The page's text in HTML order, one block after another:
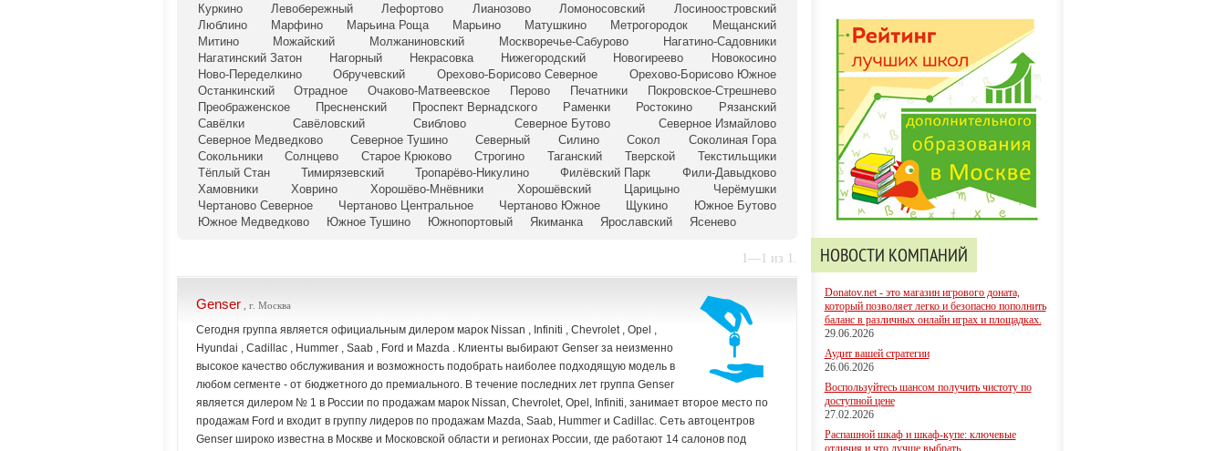
Куркино
Левобережный Лефортово Лианозово Ломоносовский
Лосиноостровский
Люблино
Марфино Марьина Роща Марьино Матушкино Метрогородок
Мещанский
Митино
Можайский Молжаниновский Москворечье-Сабурово
Нагатино-Садовники
Нагатинский Затон
Нагорный Некрасовка Нижегородский Новогиреево
Новокосино
Ново-Переделкино
Обручевский Орехово-Борисово Северное
Орехово-Борисово Южное
Останкинский
Отрадное Очаково-Матвеевское Перово Печатники
Покровское-Стрешнево
Преображенское
Пресненский Проспект Вернадского Раменки Ростокино
Рязанский
Савёлки
Савёловский Свиблово Северное Бутово
Северное Измайлово
Северное Медведково
Северное Тушино Северный Силино Сокол
Соколиная Гора
Сокольники
Солнцево Старое Крюково Строгино Таганский Тверской
Текстильщики
Тёплый Стан
Тимирязевский Тропарёво-Никулино Филёвский Парк
Фили-Давыдково
Хамовники
Ховрино Хорошёво-Мнёвники Хорошёвский Царицыно
Черёмушки
Чертаново Северное
Чертаново Центральное Чертаново Южное Щукино
Южное Бутово
Южное Медведково
Южное Тушино Южнопортовый Якиманка Ярославский Ясенево
1—1 из 1.
Genser, г. Москва
Сегодня группа является официальным дилером марок Nissan , Infiniti , Chevrolet , Opel ,
Hyundai , Cadillac , Hummer , Saab , Ford и Mazda . Клиенты выбирают Genser за неизменно
высокое качество обслуживания и возможность подобрать наиболее подходящую модель в
любом сегменте - от бюджетного до премиального. В течение последних лет группа Genser
является дилером № 1 в России по продажам марок Nissan, Chevrolet, Opel, Infiniti, занимает второе место по
продажам Ford и входит в группу лидеров по продажам Mazda, Saab, Hummer и Cadillac. Сеть автоцентров
Genser широко известна в Москве и Московской области и регионах России, где работают 14 салонов под
НОВОСТИ КОМПАНИЙ
Donatov.net - это магазин игрового доната,
который позволяет легко и безопасно пополнить
баланс в различных онлайн играх и площадках.
29.06.2026
Аудит вашей стратегии
26.06.2026
Воспользуйтесь шансом получить чистоту по
доступной цене
27.02.2026
Распашной шкаф и шкаф-купе: ключевые
отличия и что лучше выбрать